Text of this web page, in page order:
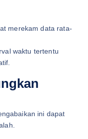
merekam data rata-
waktu tertentu
ini dapat